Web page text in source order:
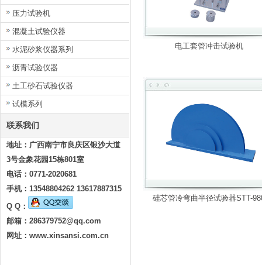
压力试验机
混凝土试验仪器
水泥砂浆仪器系列
沥青试验仪器
土工砂石试验仪器
试模系列
联系我们
地址：广西南宁市良庆区银沙大道
3号金象花园15栋801室
电话：0771-2020681
手机：13548804262 13617887315
Q Q：
邮箱： 286379752@qq.com
网址：www.xinsansi.com.cn
电工套管冲击试验机
硅芯管冷弯曲半径试验器STT-